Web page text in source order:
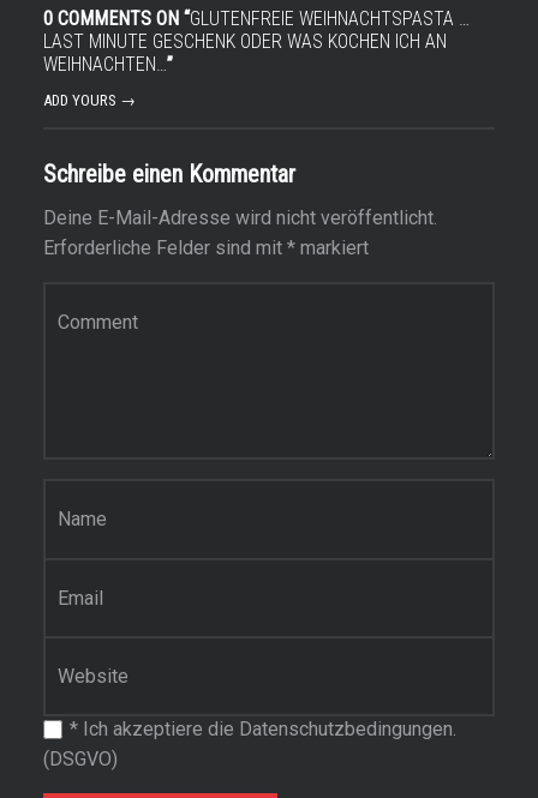
0 COMMENTS ON “GLUTENFREIE WEIHNACHTSPASTA …
LAST MINUTE GESCHENK ODER WAS KOCHEN ICH AN
WEIHNACHTEN…”
ADD YOURS →
Schreibe einen Kommentar
Deine E-Mail-Adresse wird nicht veröffentlicht.
Erforderliche Felder sind mit *markiert
*Ich akzeptiere die Datenschutzbedingungen.
(DSGVO)